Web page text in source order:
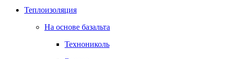
Теплоизоляция
На основе базальта
Технониколь